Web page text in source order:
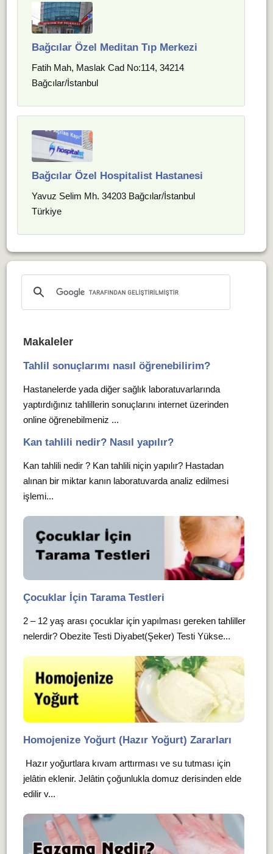
Bağcılar Özel Meditan Tıp Merkezi
Fatih Mah, Maslak Cad No:114, 34214
Bağcılar/İstanbul
Bağcılar Özel Hospitalist Hastanesi
Yavuz Selim Mh. 34203 Bağcılar/İstanbul
Türkiye
Makaleler
Tahlil sonuçlarımı nasıl öğrenebilirim?
Hastanelerde yada diğer sağlık laboratuvarlarında
yaptırdığınız tahlillerin sonuçlarını internet üzerinden
online öğrenebilmeniz ...
Kan tahlili nedir? Nasıl yapılır?
Kan tahlili nedir ? Kan tahlili niçin yapılır? Hastadan
alınan bir miktar kanın laboratuvarda analiz edilmesi
işlemi...
Çocuklar İçin Tarama Testleri
2 – 12 yaş arası çocuklar için yapılması gereken tahliller
nelerdir? Obezite Testi Diyabet(Şeker) Testi Yükse...
Homojenize Yoğurt (Hazır Yoğurt) Zararları
Hazır yoğurtlara kıvam arttırması ve su tutması için
jelâtin eklenir. Jelâtin çoğunlukla domuz derisinden elde
edilir v...